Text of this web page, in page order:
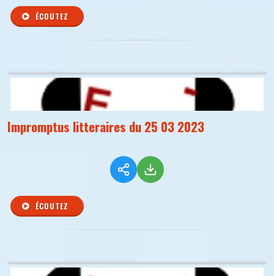
ÉCOUTEZ
Impromptus litteraires du 25 03 2023
ÉCOUTEZ